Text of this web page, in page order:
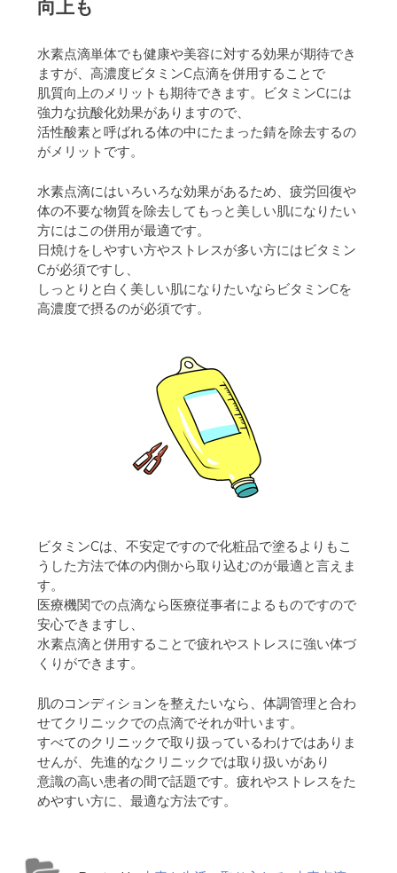
向上も
水素点滴単体でも健康や美容に対する効果が期待でき
ますが、高濃度ビタミンC点滴を併用することで
肌質向上のメリットも期待できます。ビタミンCには
強力な抗酸化効果がありますので、
活性酸素と呼ばれる体の中にたまった錆を除去するの
がメリットです。
水素点滴にはいろいろな効果があるため、疲労回復や
体の不要な物質を除去してもっと美しい肌になりたい
方にはこの併用が最適です。
日焼けをしやすい方やストレスが多い方にはビタミン
Cが必須ですし、
しっとりと白く美しい肌になりたいならビタミンCを
高濃度で摂るのが必須です。
ビタミンCは、不安定ですので化粧品で塗るよりもこ
うした方法で体の内側から取り込むのが最適と言えま
す。
医療機関での点滴なら医療従事者によるものですので
安心できますし、
水素点滴と併用することで疲れやストレスに強い体づ
くりができます。
肌のコンディションを整えたいなら、体調管理と合わ
せてクリニックでの点滴でそれが叶います。
すべてのクリニックで取り扱っているわけではありま
せんが、先進的なクリニックでは取り扱いがあり
意識の高い患者の間で話題です。疲れやストレスをた
めやすい方に、最適な方法です。